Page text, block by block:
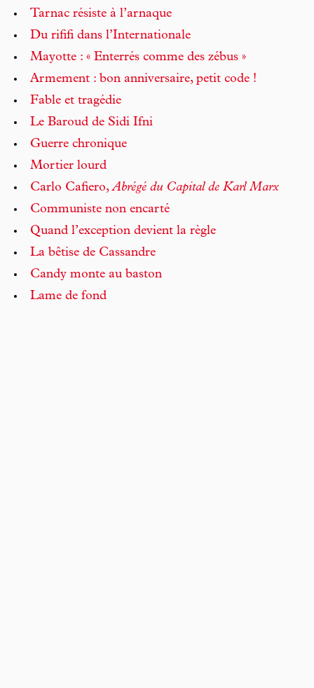
Tarnac résiste à l’arnaque
Du rififi dans l’Internationale
Mayotte : « Enterrés comme des zébus »
Armement : bon anniversaire, petit code !
Fable et tragédie
Le Baroud de Sidi Ifni
Guerre chronique
Mortier lourd
Carlo Cafiero,Abrégé du Capital de Karl Marx
Communiste non encarté
Quand l’exception devient la règle
La bêtise de Cassandre
Candy monte au baston
Lame de fond